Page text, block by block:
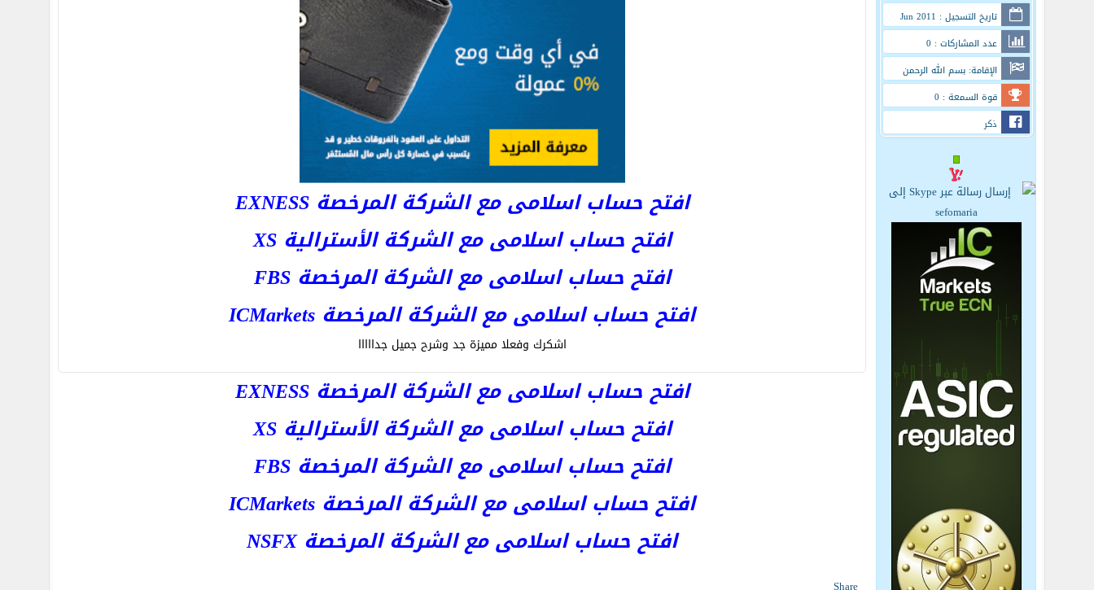
تاريخ التسجيل : Jun 2011
عدد المشاركات : 0
الإقامة: بسم الله الرحمن
الرحيم
قوة السمعة : 0
ذكر
افتح حساب اسلامى مع الشركة المرخصة EXNESS
افتح حساب اسلامى مع الشركة الأسترالية XS
افتح حساب اسلامى مع الشركة المرخصة FBS
افتح حساب اسلامى مع الشركة المرخصة ICMarkets
اشكرك وفعلا مميزة جد وشرح جميل جدااااا
افتح حساب اسلامى مع الشركة المرخصة EXNESS
افتح حساب اسلامى مع الشركة الأسترالية XS
افتح حساب اسلامى مع الشركة المرخصة FBS
افتح حساب اسلامى مع الشركة المرخصة ICMarkets
افتح حساب اسلامى مع الشركة المرخصة NSFX